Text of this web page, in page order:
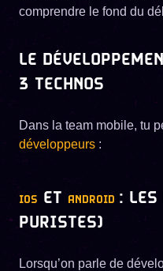
comprendre le fond du
LE
3 TECHNOS
Dans la team mobile, tu
développeurs :
IOS ET ANDROID : LES
PURISTES)
Lorsqu’on parle de